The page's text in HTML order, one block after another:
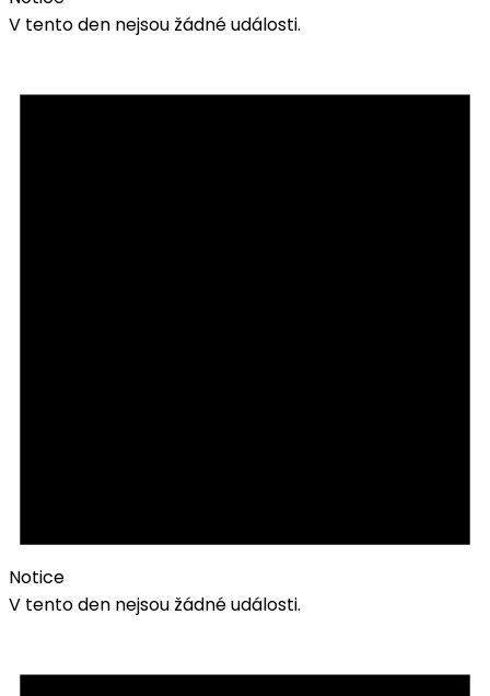
V tento den nejsou žádné události.
Notice
V tento den nejsou žádné události.